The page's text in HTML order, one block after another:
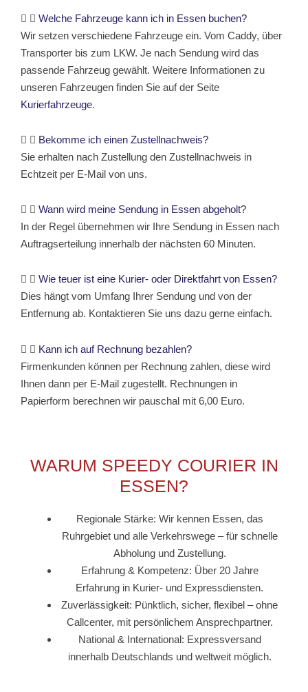
Welche Fahrzeuge kann ich in Essen buchen?
Wir setzen verschiedene Fahrzeuge ein. Vom Caddy, über
Transporter bis zum LKW. Je nach Sendung wird das
passende Fahrzeug gewählt. Weitere Informationen zu
unseren Fahrzeugen finden Sie auf der Seite
Kurierfahrzeuge.
Bekomme ich einen Zustellnachweis?
Sie erhalten nach Zustellung den Zustellnachweis in
Echtzeit per E-Mail von uns.
Wann wird meine Sendung in Essen abgeholt?
In der Regel übernehmen wir Ihre Sendung in Essen nach
Auftragserteilung innerhalb der nächsten 60 Minuten.
Wie teuer ist eine Kurier- oder Direktfahrt von Essen?
Dies hängt vom Umfang Ihrer Sendung und von der
Entfernung ab. Kontaktieren Sie uns dazu gerne einfach.
Kann ich auf Rechnung bezahlen?
Firmenkunden können per Rechnung zahlen, diese wird
Ihnen dann per E-Mail zugestellt. Rechnungen in
Papierform berechnen wir pauschal mit 6,00 Euro.
WARUM SPEEDY COURIER IN
ESSEN?
Regionale Stärke: Wir kennen Essen, das
Ruhrgebiet und alle Verkehrswege – für schnelle
Abholung und Zustellung.
Erfahrung & Kompetenz: Über 20 Jahre
Erfahrung in Kurier- und Expressdiensten.
Zuverlässigkeit: Pünktlich, sicher, flexibel – ohne
Callcenter, mit persönlichem Ansprechpartner.
National & International: Expressversand
innerhalb Deutschlands und weltweit möglich.